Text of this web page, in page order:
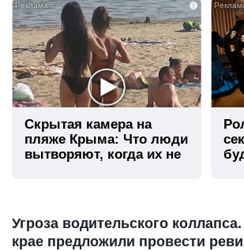
i
Скрытая камера на
пляже Крыма: Что люди
вытворяют, когда их не
Угроза водительского
крае предложили провести